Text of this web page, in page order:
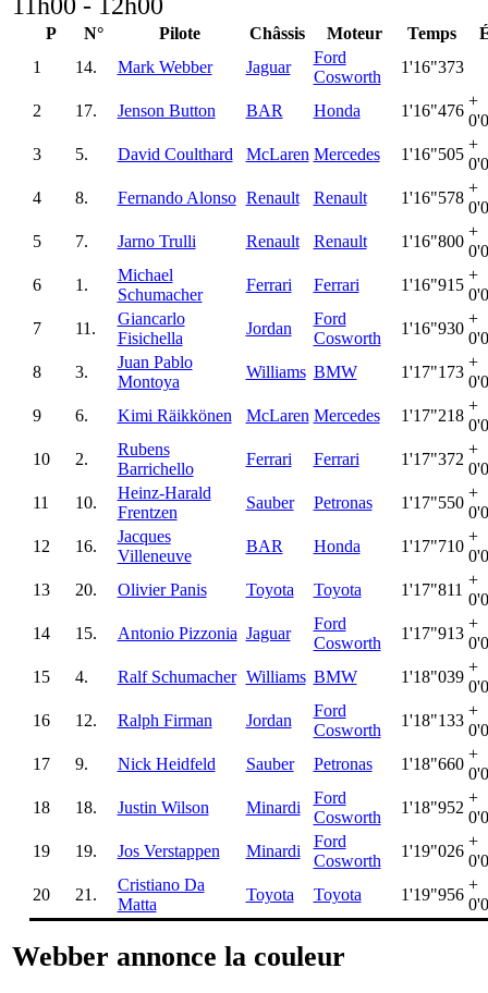
P N° Pilote Châssis Moteur Temps
1
14. Mark Webber Jaguar
Ford
Cosworth
1'16"373
2 17. Jenson Button BAR Honda 1'16"476
+
3
5. David Coulthard McLaren Mercedes 1'16"505
+
4
8. Fernando Alonso Renault Renault 1'16"578
+
5
7. Jarno Trulli Renault Renault 1'16"800
+
6
1.
Michael
Schumacher
Ferrari Ferrari 1'16"915
+
7
11.
Giancarlo
Fisichella
Jordan
Ford
Cosworth
1'16"930
+
8
3.
Juan Pablo
Montoya
Williams BMW 1'17"173
+
9
6. Kimi Räikkönen McLaren Mercedes 1'17"218
+
10
2.
Rubens
Barrichello
Ferrari Ferrari 1'17"372
+
11
10.
Heinz-Harald
Frentzen
Sauber Petronas 1'17"550
+
12
16.
Jacques
Villeneuve
BAR Honda 1'17"710
+
13
20. Olivier Panis Toyota Toyota 1'17"811
+
14
15. Antonio Pizzonia Jaguar
Ford
Cosworth
1'17"913
+
15
4. Ralf Schumacher Williams BMW 1'18"039
+
16
12. Ralph Firman Jordan
Ford
Cosworth
1'18"133
+
17
9. Nick Heidfeld Sauber Petronas 1'18"660
+
18
18. Justin Wilson Minardi
Ford
Cosworth
1'18"952
+
19
19. Jos Verstappen Minardi
Ford
Cosworth
1'19"026
+
20
21.
Cristiano Da
Matta
Toyota Toyota 1'19"956
+
Webber annonce la couleur